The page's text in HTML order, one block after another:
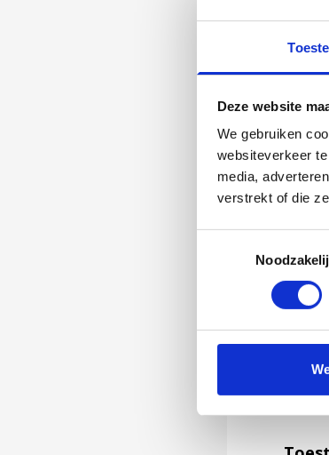
Deze website
We gebruiken
websiteverkeer
media,
verstrekt of die